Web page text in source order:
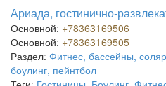
Ариада, гостинично-
Основной: +78363169506
Основной: +78363169505
Раздел: Фитнес, бассейны,
боулинг, пейнтбол